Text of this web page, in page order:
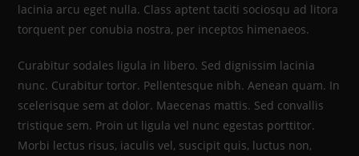
lacinia arcu eget nulla. Class aptent taciti sociosqu ad litora
torquent per conubia nostra, per inceptos himenaeos.
Curabitur sodales ligula in libero. Sed dignissim lacinia
nunc. Curabitur tortor. Pellentesque nibh. Aenean quam. In
scelerisque sem at dolor. Maecenas mattis. Sed convallis
tristique sem. Proin ut ligula vel nunc egestas porttitor.
Morbi lectus risus, iaculis vel, suscipit quis, luctus non,